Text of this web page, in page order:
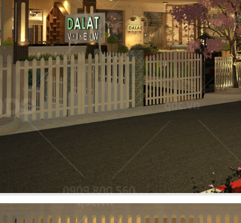
THANG
thiết kế theo phong cách Việt
gian đương đại...
Chi tiết